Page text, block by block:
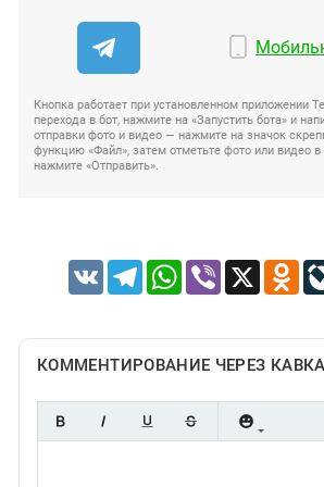
Кнопка работает при установленном приложении
перехода в бот, нажмите на «Запустить бота» и
отправки фото и видео — нажмите на значок
функцию «Файл», затем отметьте фото или видео в
нажмите «Отправить».
VK TelegramWhatsApp
Viber X
КОММЕНТИРОВАНИЕ ЧЕРЕЗ